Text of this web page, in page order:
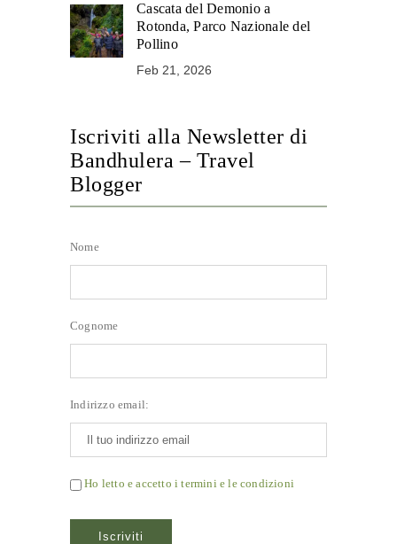
Cascata del Demonio a
Rotonda, Parco Nazionale del
Pollino
Feb 21, 2026
Iscriviti alla Newsletter di
Bandhulera – Travel
Blogger
Nome
Cognome
Indirizzo email:
Ho letto e accetto i termini e le condizioni